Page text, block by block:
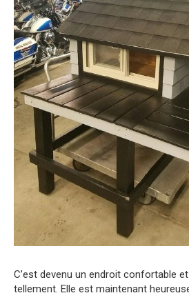
C’est devenu un endroit confortable
tellement. Elle est maintenant